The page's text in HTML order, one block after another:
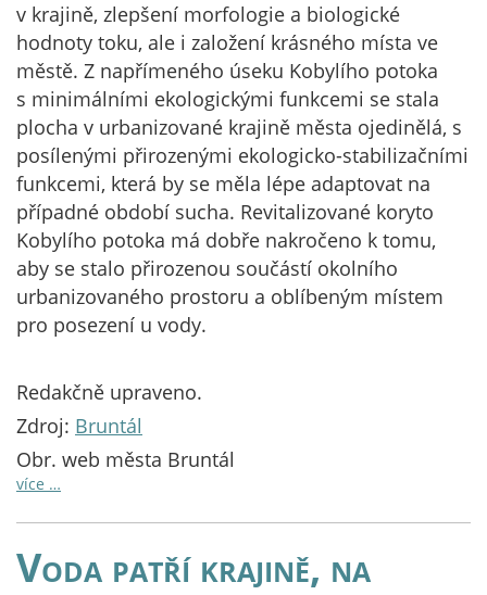
v krajině, zlepšení morfologie a biologické
hodnoty toku, ale i založení krásného místa ve
městě. Z napřímeného úseku Kobylího potoka
s minimálními ekologickými funkcemi se stala
plocha v urbanizované krajině města ojedinělá, s
posílenými přirozenými ekologicko-stabilizačními
funkcemi, která by se měla lépe adaptovat na
případné období sucha. Revitalizované koryto
Kobylího potoka má dobře nakročeno k tomu,
aby se stalo přirozenou součástí okolního
urbanizovaného prostoru a oblíbeným místem
pro posezení u vody.
Redakčně upraveno.
Zdroj: Bruntál
Obr. web města Bruntál
více …
Voda patří krajině, na